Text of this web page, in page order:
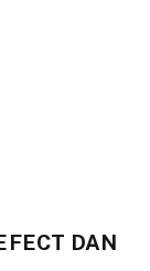
DAN